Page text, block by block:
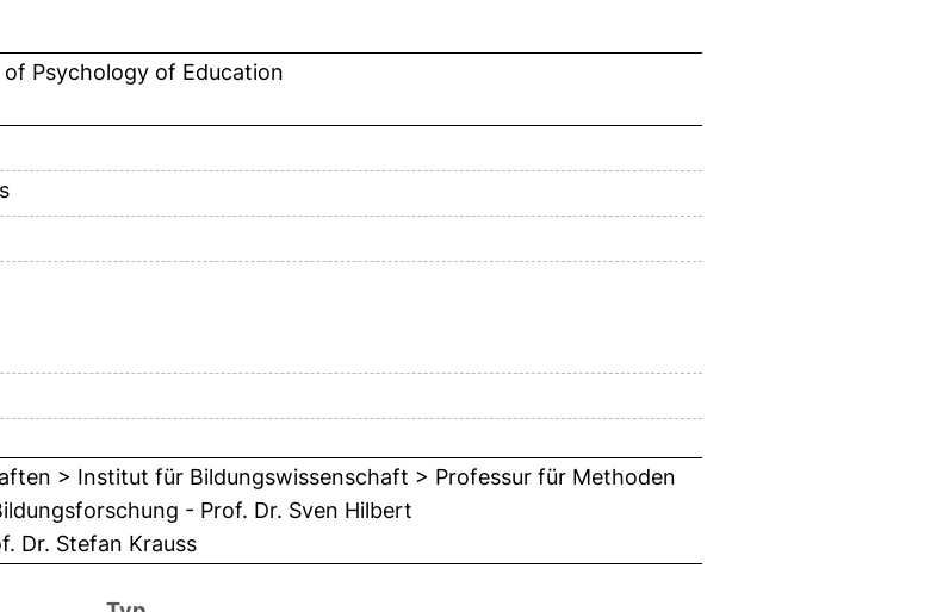
Psychology of Education
> Institut für Bildungswissenschaft > Professur für Methoden
- Prof. Dr. Sven Hilbert
Dr. Stefan Krauss